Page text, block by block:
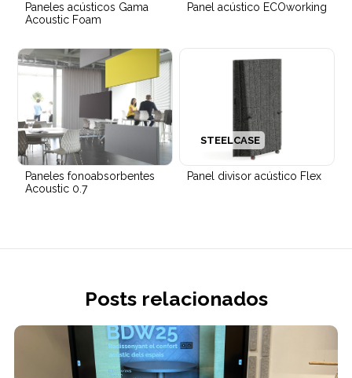
Paneles acústicos Gama
Acoustic Foam
Panel acústico ECOworking
Paneles fonoabsorbentes
Acoustic 0.7
Panel divisor acústico Flex
STEELCASE
Posts relacionados